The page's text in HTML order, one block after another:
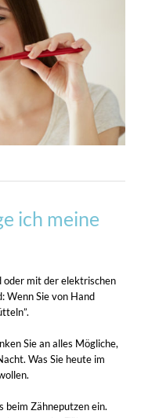
ich meine
oder mit der elektrischen
Wenn Sie von Hand
Sie an alles Mögliche,
Was Sie heute im
beim Zähneputzen ein.